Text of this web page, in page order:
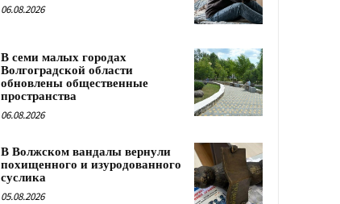
06.08.2026
В семи малых городах
Волгоградской области
обновлены общественные
пространства
06.08.2026
В Волжском вандалы вернули
похищенного и изуродованного
суслика
05.08.2026